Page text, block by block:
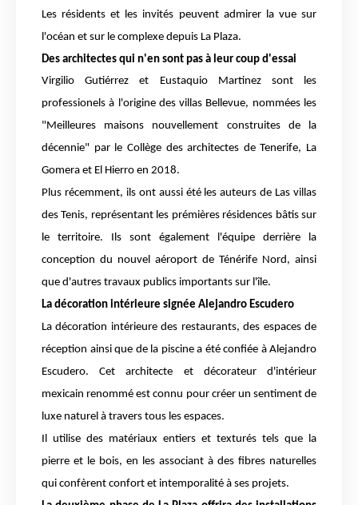
Les résidents et les invités peuvent admirer la vue sur
l'océan et sur le complexe depuis La Plaza.
Des architectes qui n'en sont pas à leur coup d'essai
Virgilio Gutiérrez et Eustaquio Martinez sont les
professionels à l'origine des villas Bellevue, nommées les
"Meilleures maisons nouvellement construites de la
décennie" par le Collège des architectes de Tenerife, La
Gomera et El Hierro en 2018.
Plus récemment, ils ont aussi été les auteurs de Las villas
des Tenis, représentant les prémières résidences bâtis sur
le territoire. Ils sont également l'équipe derrière la
conception du nouvel aéroport de Ténérife Nord, ainsi
que d'autres travaux publics importants sur l'île.
La décoration intérieure signée Alejandro Escudero
La décoration intérieure des restaurants, des espaces de
réception ainsi que de la piscine a été confiée à Alejandro
Escudero. Cet architecte et décorateur d'intérieur
mexicain renommé est connu pour créer un sentiment de
luxe naturel à travers tous les espaces.
Il utilise des matériaux entiers et texturés tels que la
pierre et le bois, en les associant à des fibres naturelles
qui confèrent confort et intemporalité à ses projets.